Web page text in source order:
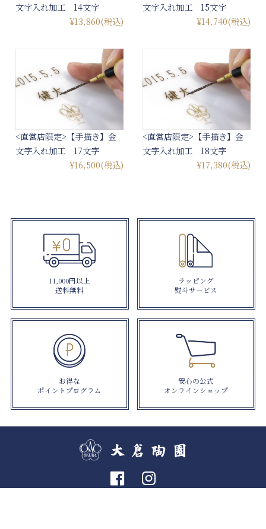
文字入れ加工 14文字
¥13,860(税込)
文字入れ加工 15文字
¥14,740(税込)
<直営店限定>【手描き】金
文字入れ加工 17文字
¥16,500(税込)
<直営店限定>【手描き】金
文字入れ加工 18文字
¥17,380(税込)
11,000円以上
送料無料
ラッピング
熨斗サービス
お得な
ポイントプログラム
安心の公式
オンラインショップ